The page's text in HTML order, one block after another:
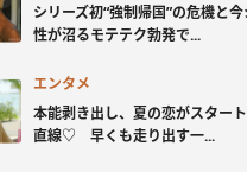
シリーズ初“強制帰国”の危機と
性が沼るモテテク勃発で...
エンタメ
本能剥き出し、夏の恋がスター
直線♡ 早くも走り出す一...